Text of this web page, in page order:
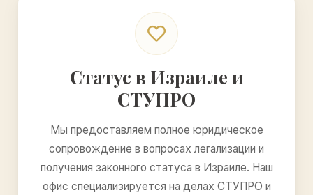
Статус в Израиле и
СТУПРО
Мы предоставляем полное юридическое
сопровождение в вопросах легализации и
получения законного статуса в Израиле. Наш
офис специализируется на делах СТУПРО и